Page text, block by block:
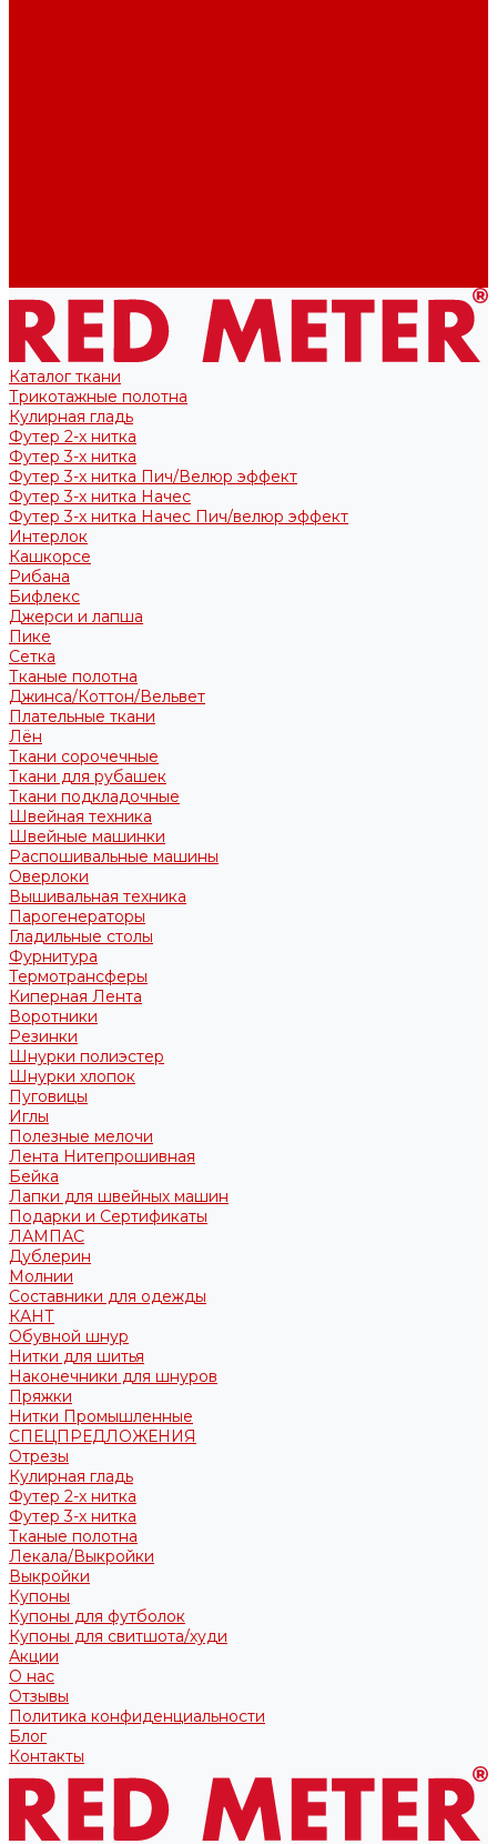
Каталог ткани
Трикотажные полотна
Кулирная гладь
Футер 2-х нитка
Футер 3-х нитка
Футер 3-х нитка Пич/Велюр эффект
Футер 3-х нитка Начес
Футер 3-х нитка Начес Пич/велюр эффект
Интерлок
Кашкорсе
Рибана
Бифлекс
Джерси и лапша
Пике
Сетка
Тканые полотна
Джинса/Коттон/Вельвет
Плательные ткани
Лён
Ткани сорочечные
Ткани для рубашек
Ткани подкладочные
Швейная техника
Швейные машинки
Распошивальные машины
Оверлоки
Вышивальная техника
Парогенераторы
Гладильные столы
Фурнитура
Термотрансферы
Киперная Лента
Воротники
Резинки
Шнурки полиэстер
Шнурки хлопок
Пуговицы
Иглы
Полезные мелочи
Лента Нитепрошивная
Бейка
Лапки для швейных машин
Подарки и Сертификаты
ЛАМПАС
Дублерин
Молнии
Составники для одежды
КАНТ
Обувной шнур
Нитки для шитья
Наконечники для шнуров
Пряжки
Нитки Промышленные
СПЕЦПРЕДЛОЖЕНИЯ
Отрезы
Кулирная гладь
Футер 2-х нитка
Футер 3-х нитка
Тканые полотна
Лекала/Выкройки
Выкройки
Купоны
Купоны для футболок
Купоны для свитшота/худи
Акции
О нас
Отзывы
Политика конфиденциальности
Блог
Контакты